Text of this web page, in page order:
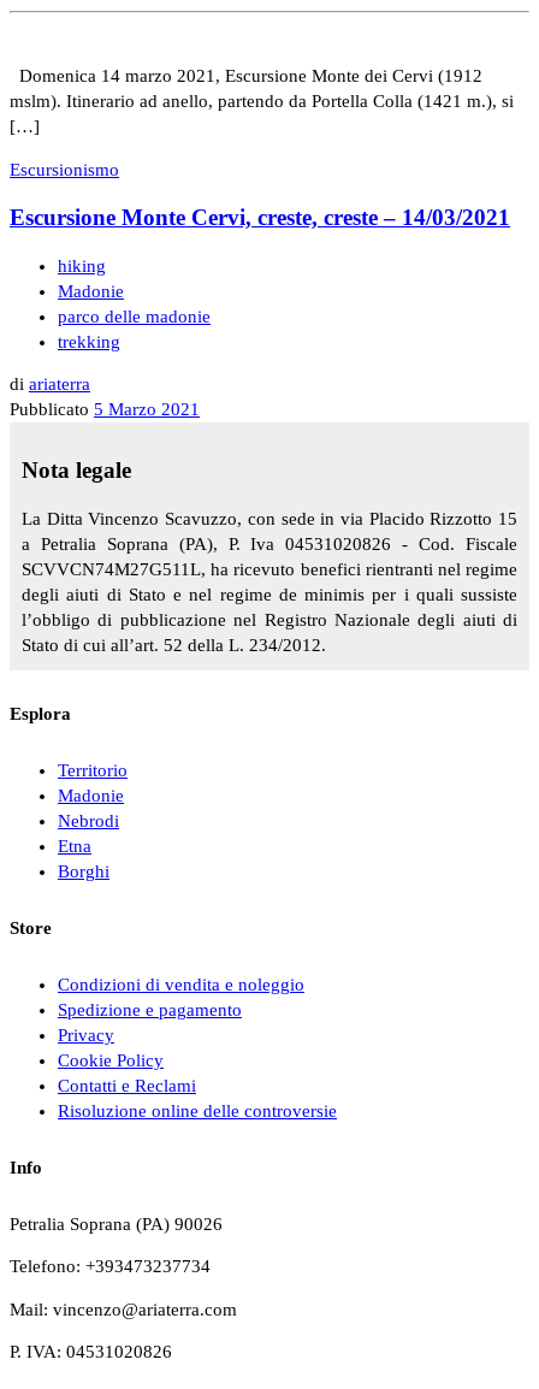
Domenica 14 marzo 2021, Escursione Monte dei Cervi (1912
mslm). Itinerario ad anello, partendo da Portella Colla (1421 m.), si
[…]
Escursionismo
Escursione Monte Cervi, creste, creste – 14/03/2021
hiking
Madonie
parco delle madonie
trekking
di ariaterra
Pubblicato 5 Marzo 2021
Nota legale
La Ditta Vincenzo Scavuzzo, con sede in via Placido Rizzotto 15
a Petralia Soprana (PA), P. Iva 04531020826 - Cod. Fiscale
SCVVCN74M27G511L, ha ricevuto benefici rientranti nel regime
degli aiuti di Stato e nel regime de minimis per i quali sussiste
l’obbligo di pubblicazione nel Registro Nazionale degli aiuti di
Stato di cui all’art. 52 della L. 234/2012.
Esplora
Territorio
Madonie
Nebrodi
Etna
Borghi
Store
Condizioni di vendita e noleggio
Spedizione e pagamento
Privacy
Cookie Policy
Contatti e Reclami
Risoluzione online delle controversie
Info
Petralia Soprana (PA) 90026
Telefono: +393473237734
Mail: vincenzo@ariaterra.com
P. IVA: 04531020826